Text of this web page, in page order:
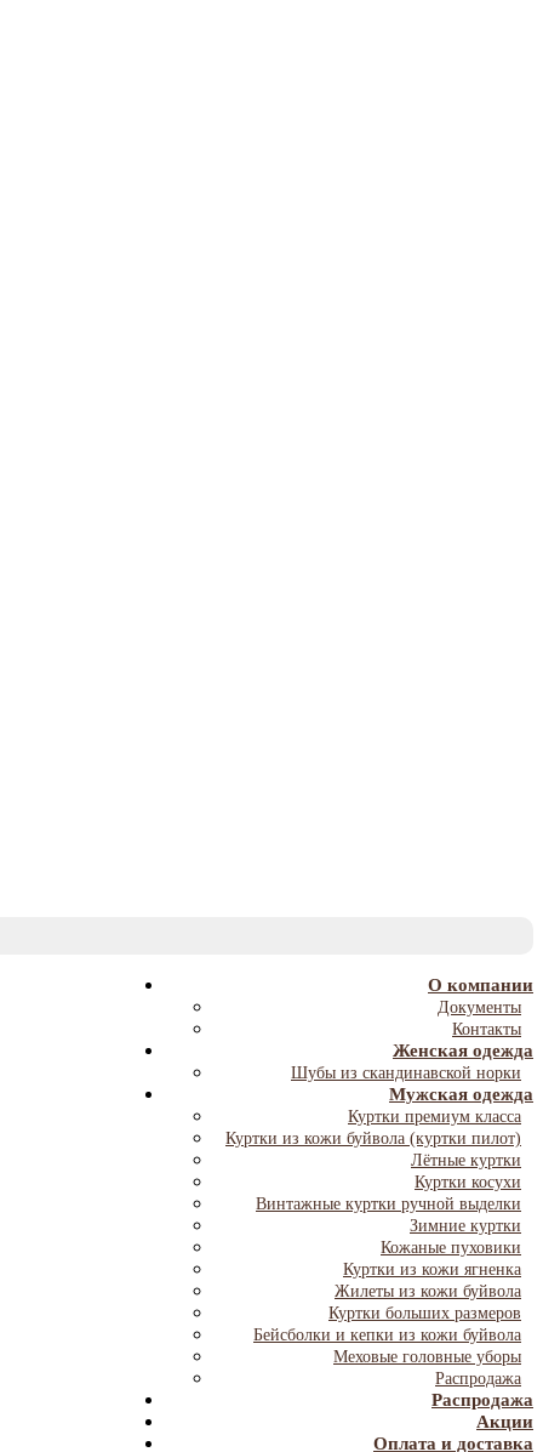
О компании
Документы
Контакты
Женская одежда
Шубы из скандинавской норки
Мужская одежда
Куртки премиум класса
Куртки из кожи буйвола (куртки пилот)
Лётные куртки
Куртки косухи
Винтажные куртки ручной выделки
Зимние куртки
Кожаные пуховики
Куртки из кожи ягненка
Жилеты из кожи буйвола
Куртки больших размеров
Бейсболки и кепки из кожи буйвола
Меховые головные уборы
Распродажа
Распродажа
Акции
Оплата и доставка